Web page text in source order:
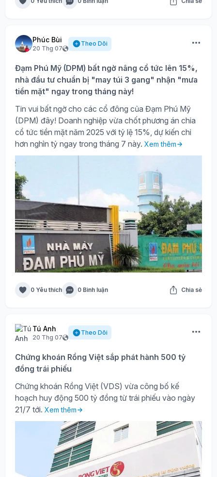
Phúc Bùi
20 Thg 07
Theo Dõi
Đạm Phú Mỹ (DPM) bất ngờ nâng cổ tức lên 15%,
nhà đầu tư chuẩn bị "may túi 3 gang" nhận "mưa
tiền mặt" ngay trong tháng này!
Tin vui bất ngờ cho các cổ đông của Đạm Phú Mỹ
(DPM) đây! Doanh nghiệp vừa chốt phương án chia
cổ tức tiền mặt năm 2025 với tỷ lệ 15%, dự kiến chi
hơn nghìn tỷ ngay trong tháng 7 này. Xem thêm
0 Yêu thích 0 Bình luận Chia sẻ
Tú Anh
20 Thg 07
Theo Dõi
Chứng khoán Rồng Việt sắp phát hành 500 tỷ
đồng trái phiếu
Chứng khoán Rồng Việt (VDS) vừa công bố kế
hoạch huy động 500 tỷ đồng từ trái phiếu vào ngày
21/7 tới. Xem thêm